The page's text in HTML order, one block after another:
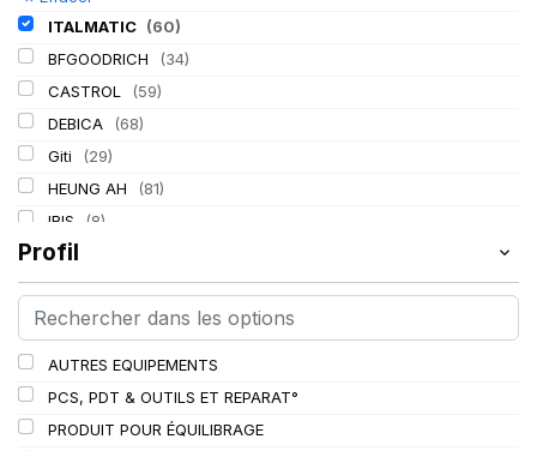
ITALMATIC (60)
BFGOODRICH
(34)
CASTROL
(59)
DEBICA
(68)
Giti
(29)
HEUNG AH
(81)
IRIS
(8)
KLEBER
LASSA (174)
LING LONG
(152)
Profil
AUTRES EQUIPEMENTS
PCS, PDT & OUTILS ET REPARAT°
PRODUIT POUR ÉQUILIBRAGE